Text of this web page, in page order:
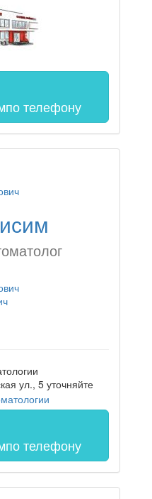
по телефону
ул., 5 уточняйте
по телефону